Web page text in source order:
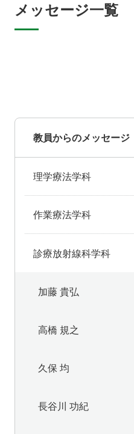
メッセージ一覧
教員からのメッセージ
理学療法学科
作業療法学科
診療放射線科学科
加藤 貴弘
高橋 規之
久保 均
長谷川 功紀